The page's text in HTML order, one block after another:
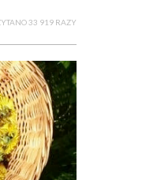
33 919 RAZY